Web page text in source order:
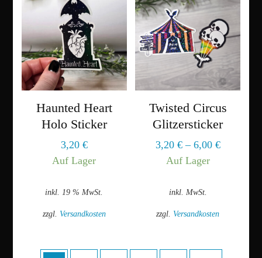
Haunted Heart
Holo Sticker
3,20 €
Auf Lager
inkl. 19 % MwSt.
zzgl. Versandkosten
Twisted Circus
Glitzersticker
3,20 €– 6,00 €
Auf Lager
inkl. MwSt.
zzgl. Versandkosten
Produkt